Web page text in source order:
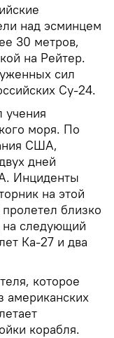
над эсминцем
30 метров,
на Рейтер.
сил
Су-24.
учения
моря. По
США,
дней
Инциденты
на этой
близко
на следующий
Ка-27 и два
которое
американских
корабля.